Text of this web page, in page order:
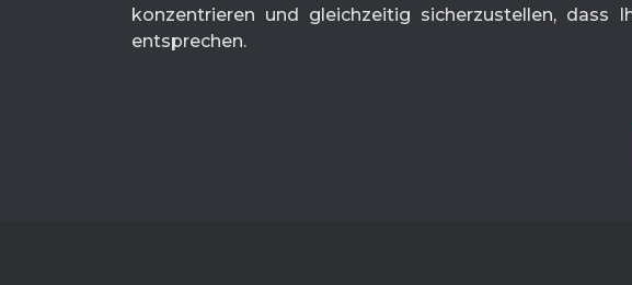
konzentrieren und gleichzeitig sicherzustellen, dass
entsprechen.